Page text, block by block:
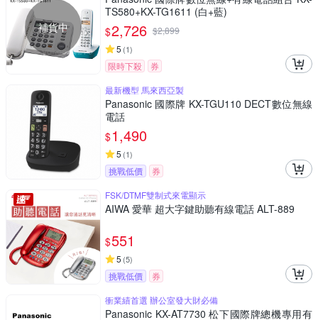
補貨中
TS580+KX-TG1611 (白+藍)
$2,726 $2,899
5 (1)
限時下殺
券
最新機型 馬來西亞製
Panasonic 國際牌 KX-TGU110 DECT數位無線
電話
$1,490
5 (1)
挑戰低價
券
FSK/DTMF雙制式來電顯示
AIWA 愛華 超大字鍵助聽有線電話 ALT-889
$551
5 (5)
挑戰低價
券
衝業績首選 辦公室發大財必備
Panasonic KX-AT7730 松下國際牌總機專用有